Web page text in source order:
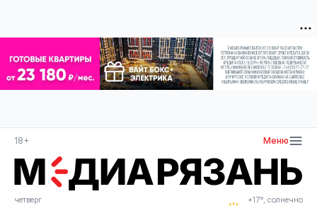
18+ Меню
четверг
+17°, солнечно